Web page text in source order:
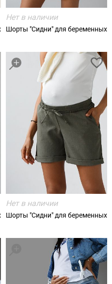
Нет в наличии
Шорты "Сидни" для беременных
Нет в наличии
Шорты "Сидни" для беременных